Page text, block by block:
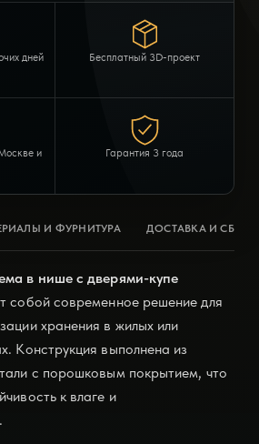
дней Бесплатный 3D-проект
и
Гарантия 3 года
И ФУРНИТУРА ДОСТАВКА И
в нише с дверями-купе
собой современное решение для
хранения в жилых или
Конструкция выполнена из
с порошковым покрытием, что
к влаге и